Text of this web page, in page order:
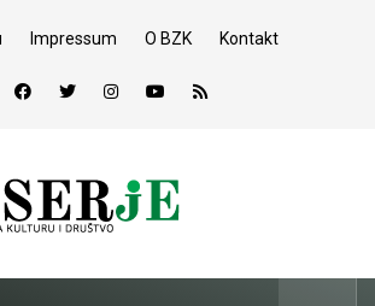
Impressum O BZK Kontakt